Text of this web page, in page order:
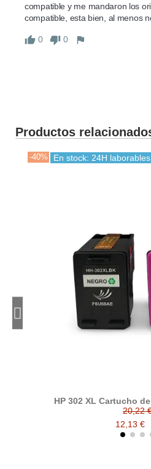
compatible y me mandaron los
compatible, esta bien, al menos
0 0
Productos
-40% En stock: 24H laborables
HP 302 XL Cartucho
20,22
12,13 €